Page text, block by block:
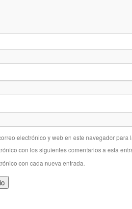
electrónico y web en este navegador para
con los siguientes comentarios a esta
con cada nueva entrada.